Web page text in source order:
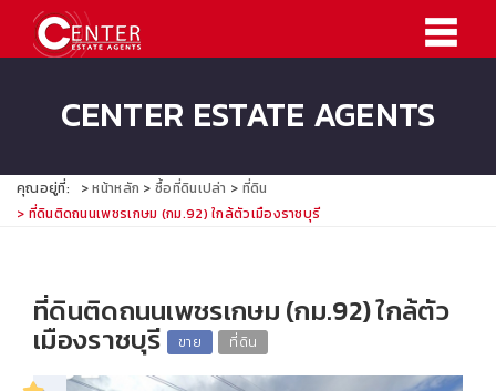
CENTER ESTATE AGENTS
คุณอยู่ที่: หน้าหลัก ซื้อที่ดินเปล่า
ที่ดิน
ที่ดินติดถนนเพชรเกษม (กม.92) ใกล้ตัวเมืองราชบุรี
ที่ดินติดถนนเพชรเกษม (กม.92) ใกล้ตัว
เมืองราชบุรี ขาย ที่ดิน